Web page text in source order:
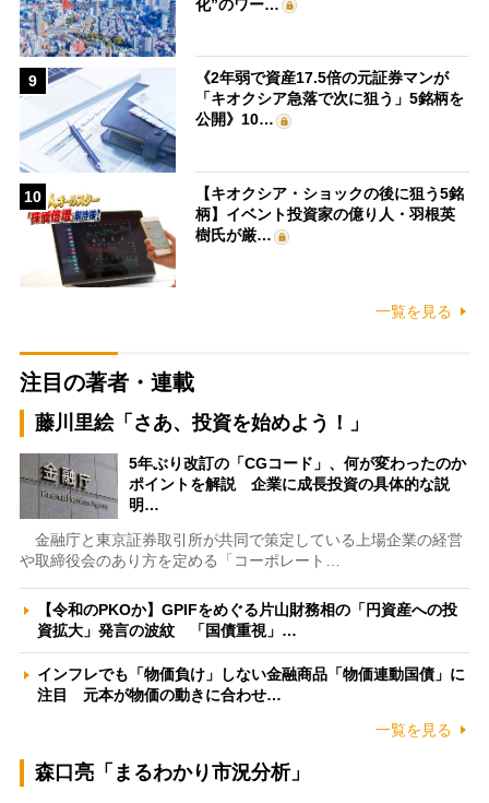
化”のワー…
9
《2年弱で資産17.5倍の元証券マンが
「キオクシア急落で次に狙う」5銘柄を
公開》10…
10
【キオクシア・ショックの後に狙う5銘
柄】イベント投資家の億り人・羽根英
樹氏が厳…
一覧を見る
注目の著者・連載
藤川里絵「さあ、投資を始めよう！」
5年ぶり改訂の「CGコード」、何が変わったのか
ポイントを解説 企業に成長投資の具体的な説
明…
金融庁と東京証券取引所が共同で策定している上場企業の経営
や取締役会のあり方を定める「コーポレート…
【令和のPKOか】GPIFをめぐる片山財務相の「円資産への投
資拡大」発言の波紋 「国債重視」…
インフレでも「物価負け」しない金融商品「物価連動国債」に
注目 元本が物価の動きに合わせ…
一覧を見る
森口亮「まるわかり市況分析」